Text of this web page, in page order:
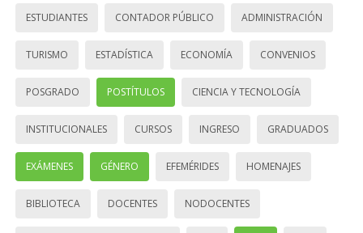
ESTUDIANTES CONTADOR PÚBLICO ADMINISTRACIÓN
TURISMO ESTADÍSTICA ECONOMÍA CONVENIOS
POSGRADO POSTÍTULOS CIENCIA Y TECNOLOGÍA
INSTITUCIONALES CURSOS INGRESO GRADUADOS
EXÁMENES GÉNERO EFEMÉRIDES HOMENAJES
BIBLIOTECA DOCENTES NODOCENTES